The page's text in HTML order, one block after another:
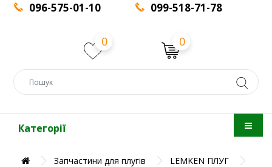
096-575-01-10
099-518-71-78
0 0
Категорії
Запчастини для плугів
LEMKEN ПЛУГ